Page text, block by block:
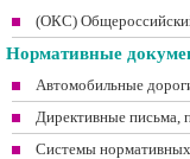
(ОКС)
Нормативные
Автомобильные
Директивные письма,
Системы нормативных